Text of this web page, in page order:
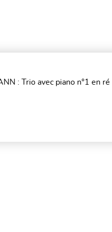
: Trio avec piano n°1 en